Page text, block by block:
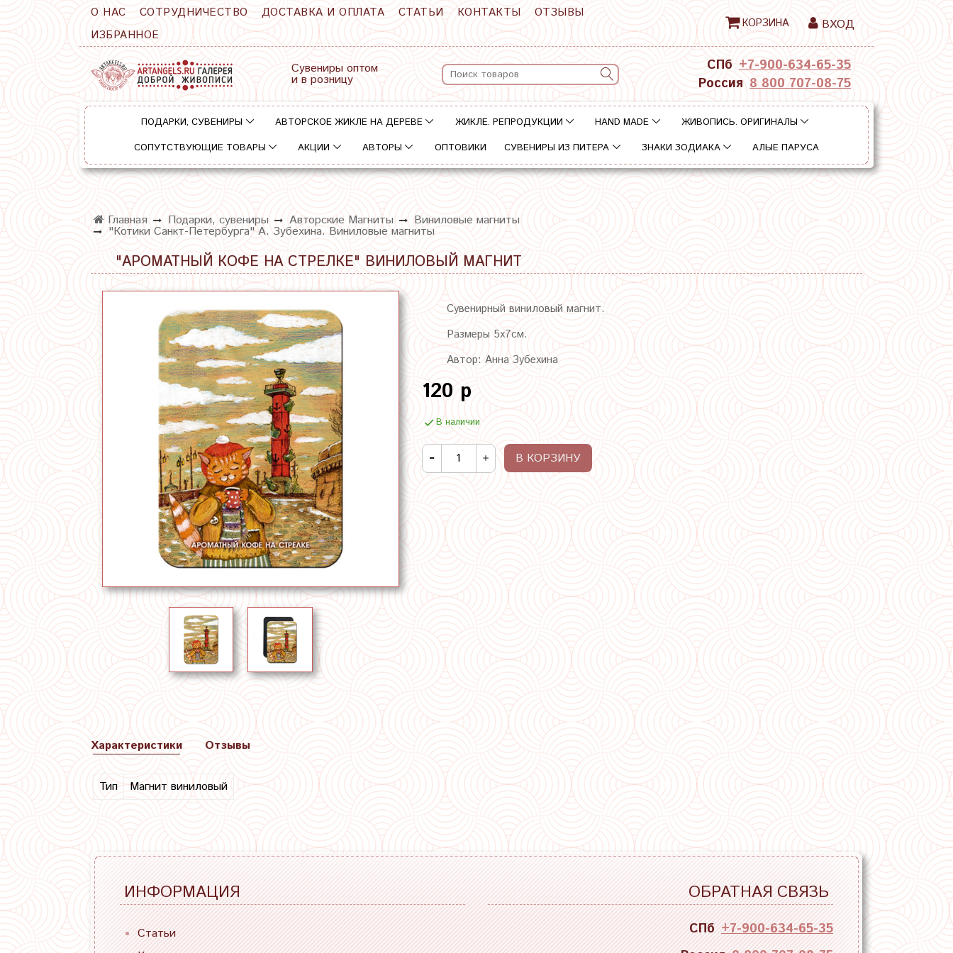
О НАС СОТРУДНИЧЕСТВО ДОСТАВКА И ОПЛАТА СТАТЬИ КОНТАКТЫ
ОТЗЫВЫ
ИЗБРАННОЕ
КОРЗИНА ВХОД
Сувениры оптом
и в розницу
СПб +7-900-634-65-35
Россия 8 800 707-08-75
ПОДАРКИ, СУВЕНИРЫ АВТОРСКОЕ ЖИКЛЕ НА ДЕРЕВЕ ЖИКЛЕ. РЕПРОДУКЦИИ HAND MADE
ЖИВОПИСЬ. ОРИГИНАЛЫ
СОПУТСТВУЮЩИЕ ТОВАРЫ
АКЦИИ АВТОРЫ ОПТОВИКИ СУВЕНИРЫ ИЗ ПИТЕРА ЗНАКИ ЗОДИАКА АЛЫЕ ПАРУСА
Главная Подарки, сувениры Авторские Магниты Виниловые магниты
"Котики Санкт-Петербурга" А. Зубехина. Виниловые магниты
"АРОМАТНЫЙ КОФЕ НА СТРЕЛКЕ" ВИНИЛОВЫЙ МАГНИТ
Сувенирный виниловый магнит.
Размеры 5х7см.
Автор: Анна Зубехина
120 р
В наличии
В КОРЗИНУ
Характеристики
Тип Магнит виниловый
Отзывы
ИНФОРМАЦИЯ
Статьи
ОБРАТНАЯ СВЯЗЬ
СПб +7-900-634-65-35